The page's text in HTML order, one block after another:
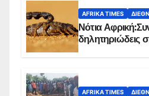
AFRIKA TIMES
Νότια
δηλητηριώδεις
AFRIKA TIMES